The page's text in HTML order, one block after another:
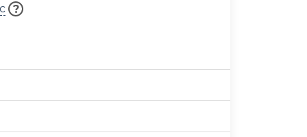
?